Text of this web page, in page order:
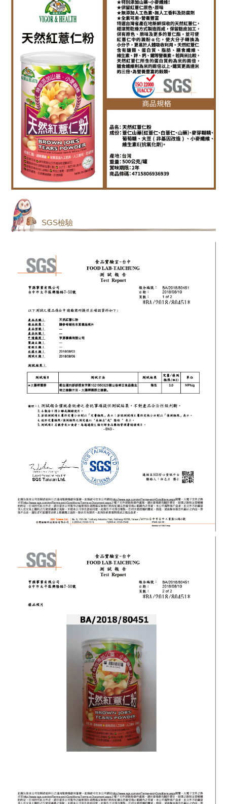
SGS檢驗